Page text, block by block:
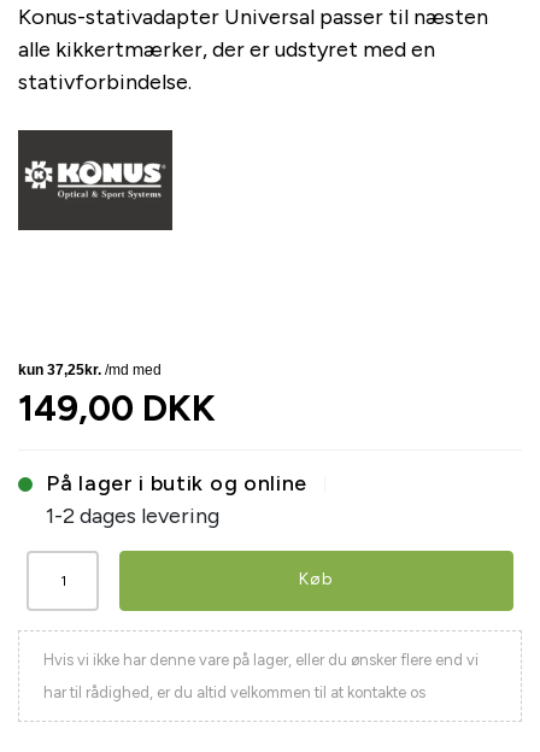
Konus-stativadapter Universal passer til næsten
alle kikkertmærker, der er udstyret med en
stativforbindelse.
149,00 DKK
På lager i butik og online
1-2 dages levering
Køb
Hvis vi ikke har denne vare på lager, eller du ønsker flere end vi
har til rådighed, er du altid velkommen til at kontakte os